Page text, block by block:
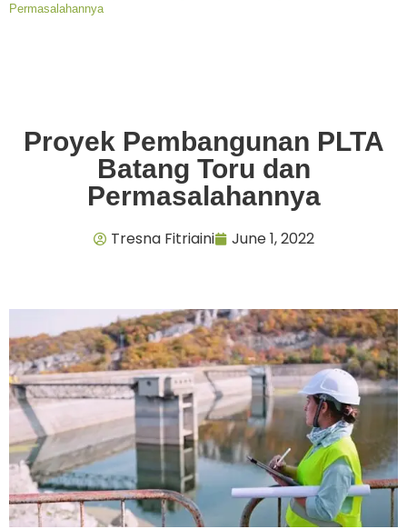
Permasalahannya
Proyek Pembangunan PLTA
Batang Toru dan
Permasalahannya
Tresna Fitriaini June 1, 2022